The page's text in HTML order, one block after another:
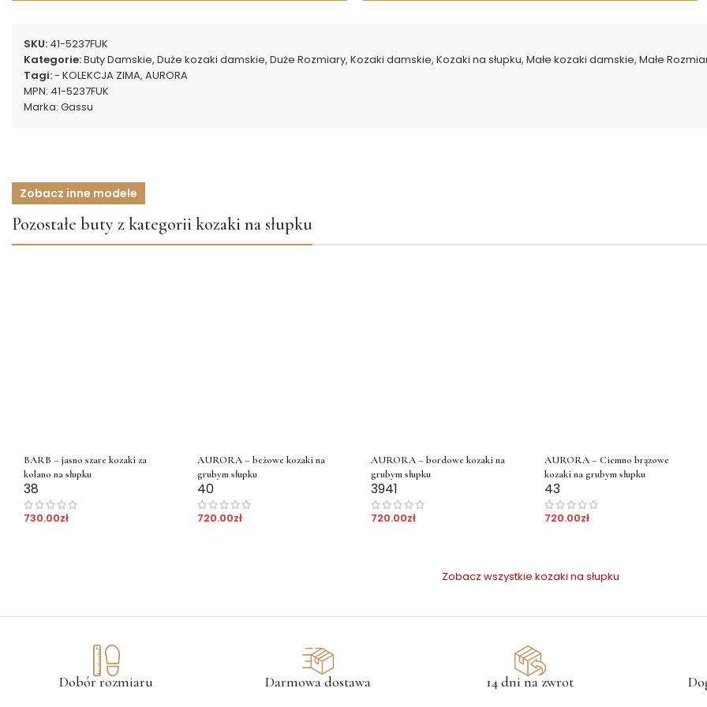
SKU: 41-5237FUK
Kategorie:Buty Damskie, Duże kozaki damskie, Duże Rozmiary, Kozaki damskie, Kozaki na słupku, Małe kozaki damskie, Małe
Tagi:- KOLEKCJA ZIMA, AURORA
MPN: 41-5237FUK
Marka: Gassu
Zobacz inne modele
Pozostałe buty z kategorii kozaki na słupku
BARB – jasno szare kozaki za
kolano na słupku
38
730.00zł
AURORA – beżowe kozaki na
grubym słupku
40
720.00zł
AURORA – bordowe kozaki na
grubym słupku
3941
720.00zł
AURORA – Ciemno brązowe
kozaki na grubym słupku
43
720.00zł
Zobacz wszystkie kozaki na słupku
Dobór rozmiaru Darmowa dostawa 14 dni na zwrot